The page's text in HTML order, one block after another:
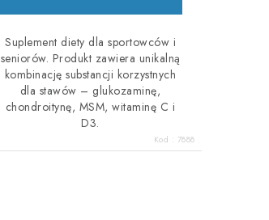
Suplement diety dla sportowców i
seniorów. Produkt zawiera unikalną
kombinację substancji korzystnych
dla stawów – glukozaminę,
chondroitynę, MSM, witaminę C i
D3.
Kod : 7888